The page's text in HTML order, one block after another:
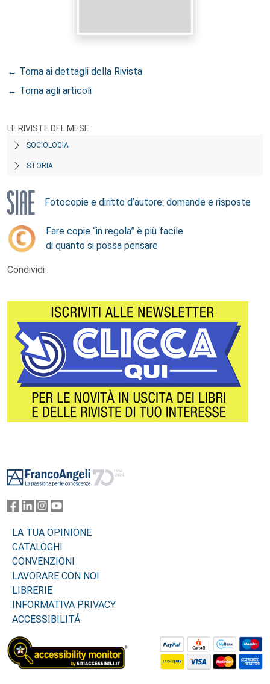
← Torna ai dettagli della Rivista
← Torna agli articoli
LE RIVISTE DEL MESE
SOCIOLOGIA
STORIA
Fotocopie e diritto d’autore: domande e risposte
Fare copie “in regola” è più facile
di quanto si possa pensare
Condividi :
LA TUA OPINIONE
CATALOGHI
CONVENZIONI
LAVORARE CON NOI
LIBRERIE
INFORMATIVA PRIVACY
ACCESSIBILITÁ